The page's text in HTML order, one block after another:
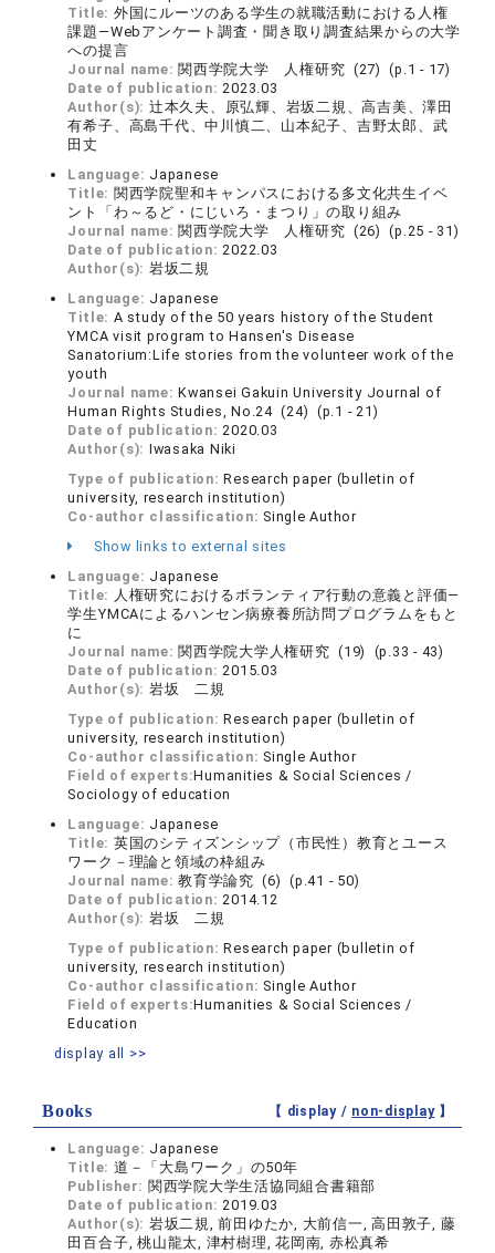
Title: 外国にルーツのある学生の就職活動における人権
課題―Webアンケート調査・聞き取り調査結果からの大学
への提言
Journal name: 関西学院大学 人権研究 (27) (p.1 - 17)
Date of publication:2023.03
Author(s): 辻本久夫、原弘輝、岩坂二規、高吉美、澤田
有希子、高島千代、中川慎二、山本紀子、吉野太郎、武
田丈
Language: Japanese
Title: 関西学院聖和キャンパスにおける多文化共生イベ
ント「わ～るど・にじいろ・まつり」の取り組み
Journal name: 関西学院大学 人権研究 (26) (p.25 - 31)
Date of publication:2022.03
Author(s): 岩坂二規
Language: Japanese
Title: A study of the 50 years history of the Student
YMCA visit program to Hansen's Disease
Sanatorium:Life stories from the volunteer work of the
youth
Journal name:Kwansei Gakuin University Journal of
Human Rights Studies, No.24 (24) (p.1 - 21)
Date of publication:2020.03
Author(s): Iwasaka Niki
Type of publication:Research paper (bulletin of
university, research institution)
Co-author classification: Single Author
Show links to external sites
Language: Japanese
Title: 人権研究におけるボランティア行動の意義と評価―
学生YMCAによるハンセン病療養所訪問プログラムをもと
に
Journal name: 関西学院大学人権研究 (19) (p.33 - 43)
Date of publication:2015.03
Author(s): 岩坂 二規
Type of publication:Research paper (bulletin of
university, research institution)
Co-author classification: Single Author
Field of experts:Humanities & Social Sciences /
Sociology of education
Language: Japanese
Title: 英国のシティズンシップ（市民性）教育とユース
ワーク－理論と領域の枠組み
Journal name:教育学論究 (6) (p.41 - 50)
Date of publication:2014.12
Author(s): 岩坂 二規
Type of publication:Research paper (bulletin of
university, research institution)
Co-author classification: Single Author
Field of experts:Humanities & Social Sciences /
Education
display all >>
Books 【 display / non-display】
Language: Japanese
Title: 道－「大島ワーク」の50年
Publisher: 関西学院大学生活協同組合書籍部
Date of publication:2019.03
Author(s): 岩坂二規, 前田ゆたか, 大前信一, 高田敦子, 藤
田百合子, 桃山龍太, 津村樹理, 花岡南, 赤松真希